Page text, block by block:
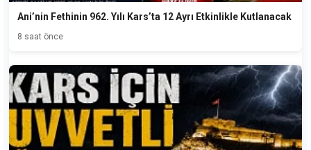
Ani’nin Fethinin 962. Yılı Kars’ta 12 Ayrı Etkinlikle Kutlanacak
8 saat önce